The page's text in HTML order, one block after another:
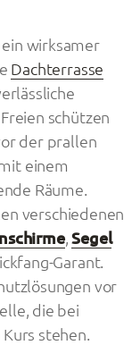
wirksamer
Dachterrasse
schützen
der prallen
einem
Räume.
verschiedenen
,Segel
Garant.
vor
die bei
stehen.